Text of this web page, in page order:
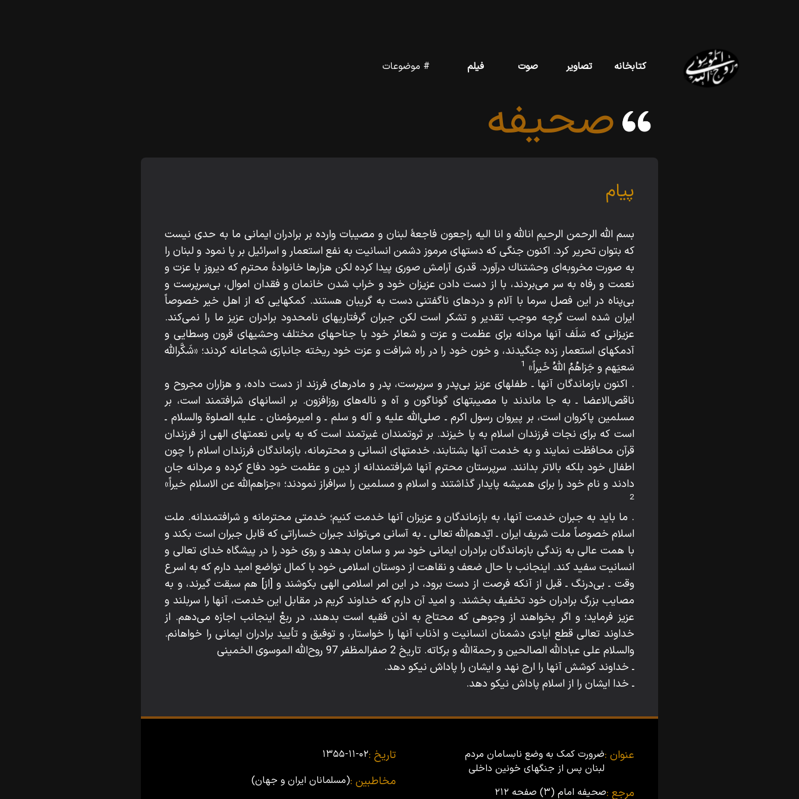
کتابخانه تصاویر صوت فیلم # موضوعات
صحیفه
پیام
بسم اللّه‌ الرحمن الرحيم اناللّه‌ و انا اليه راجعون فاجعۀ لبنان و مصيبات وارده بر برادران ايمانى ما به حدى نيست
كه بتوان تحرير كرد. اكنون جنگى كه دستهاى مرموز دشمن انسانيت به نفع استعمار و اسرائيل بر پا نمود و لبنان را
به صورت مخروبه‌اى وحشتناك درآورد. قدرى آرامش صورى پيدا كرده لكن هزارها خانوادۀ محترم كه ديروز با عزت و
نعمت و رفاه به سر مى‌بردند، با از دست دادن عزيزان خود و خراب شدن خانمان و فقدان اموال، بى‌سرپرست و
بى‌پناه در اين فصل سرما با آلام و دردهاى ناگفتنى دست به گريبان هستند. كمكهايى كه از اهل خير خصوصاً
ايران شده است گرچه موجب تقدير و تشكر است لكن جبران گرفتاريهاى نامحدود برادران عزيز ما را نمى‌كند.
عزيزانى كه سَلَف آنها مردانه براى عظمت و عزت و شعائر خود با جناحهاى مختلف وحشيهاى قرون وسطايى و
آدمكهاى استعمار زده جنگيدند، و خون خود را در راه شرافت و عزت خود ريخته جانبازى شجاعانه كردند؛ «شَكَّراللّه‌
سَعيَهم و جَزاهُمُ اللّه‌ُ خَيراً» 1
. اكنون بازماندگان آنها ـ طفلهاى عزيز بى‌پدر و سرپرست، پدر و مادرهاى فرزند از دست داده، و هزاران مجروح و
ناقص‌الاعضا ـ به جا ماندند با مصيبتهاى گوناگون و آه و ناله‌هاى روزافزون. بر انسانهاى شرافتمند است، بر
مسلمين پاكروان است، بر پيروان رسول اكرم ـ صلى‌اللّه‌ عليه و آله و سلم ـ و اميرمؤمنان ـ عليه الصلوة والسلام ـ
است كه براى نجات فرزندان اسلام به پا خيزند. بر ثروتمندان غيرتمند است كه به پاس نعمتهاى الهى از فرزندان
قرآن محافظت نمايند و به خدمت آنها بشتابند، خدمتهاى انسانى و محترمانه، بازماندگان فرزندان اسلام را چون
اطفال خود بلكه بالاتر بدانند. سرپرستان محترم آنها شرافتمندانه از دين و عظمت خود دفاع كرده و مردانه جان
دادند و نام خود را براى هميشه پايدار گذاشتند و اسلام و مسلمين را سرافراز نمودند؛ «جزاهم‌اللّه‌ عن الاسلام خيراً»
2
. ما بايد به جبران خدمت آنها، به بازماندگان و عزيزان آنها خدمت كنيم؛ خدمتى محترمانه و شرافتمندانه. ملت
اسلام خصوصاً ملت شريف ايران ـ ايّدهم‌اللّه‌ تعالى ـ به آسانى مى‌تواند جبران خساراتى كه قابل جبران است بكند و
با همت عالى به زندگى بازماندگان برادران ايمانى خود سر و سامان بدهد و روى خود را در پيشگاه خداى تعالى و
انسانيت سفيد كند. اينجانب با حال ضعف و نقاهت از دوستان اسلامى خود با كمال تواضع اميد دارم كه به اسرع
وقت ـ بى‌درنگ ـ قبل از آنكه فرصت از دست برود، در اين امر اسلامى الهى بكوشند و [از] هم سبقت گيرند، و به
مصايب بزرگ برادران خود تخفيف بخشند. و اميد آن دارم كه خداوند كريم در مقابل اين خدمت، آنها را سربلند و
عزيز فرمايد؛ و اگر بخواهند از وجوهى كه محتاج به اذن فقيه است بدهند، در ربعْ اينجانب اجازه مى‌دهم. از
خداوند تعالى قطع ايادى دشمنان انسانيت و اذناب آنها را خواستار، و توفيق و تأييد برادران ايمانى را خواهانم.
والسلام على عباداللّه‌ الصالحين و رحمة‌اللّه‌ و بركاته. تاريخ 2 صفرالمظفر 97 روح‌اللّه‌ الموسوى الخمينى
ـ خداوند كوشش آنها را ارج نهد و ايشان را پاداش نيكو دهد.
ـ خدا ايشان را از اسلام پاداش نيكو دهد.
عنوان :ضرورت کمک به وضع نابسامان مردم
لبنان پس از جنگهاى خونین داخلى
مرجع :صحیفه امام (۳) صفحه ۲۱۲
تاریخ :۱۳۵۵-۱۱-۰۲
مخاطبین :(مسلمانان ایران و جهان)